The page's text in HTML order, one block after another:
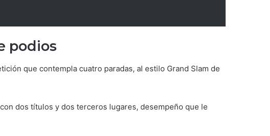
podios
que contempla cuatro paradas, al estilo Grand Slam de
dos títulos y dos terceros lugares, desempeño que le